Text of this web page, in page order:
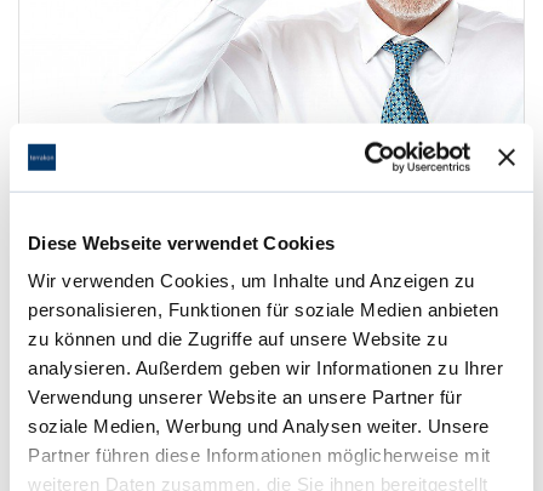
Diese Webseite verwendet Cookies
Wir verwenden Cookies, um Inhalte und Anzeigen zu
personalisieren, Funktionen für soziale Medien anbieten
zu können und die Zugriffe auf unsere Website zu
analysieren. Außerdem geben wir Informationen zu Ihrer
Verwendung unserer Website an unsere Partner für
soziale Medien, Werbung und Analysen weiter. Unsere
Partner führen diese Informationen möglicherweise mit
weiteren Daten zusammen, die Sie ihnen bereitgestellt
1. Objektdaten erfassen
Geben Sie die Daten Ihrer Immobilie unten auf dieser